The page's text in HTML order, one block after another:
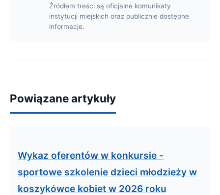
Źródłem treści są oficjalne komunikaty
instytucji miejskich oraz publicznie dostępne
informacje.
Powiązane artykuły
Wykaz oferentów w konkursie -
sportowe szkolenie dzieci młodzieży w
koszykówce kobiet w 2026 roku